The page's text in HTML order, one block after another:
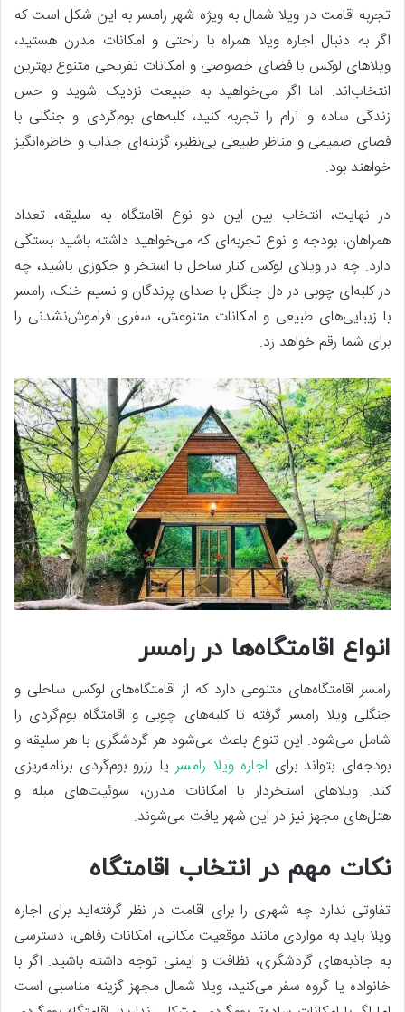
تجربه اقامت در ویلا شمال به ویژه شهر رامسر به این شکل است که
اگر به دنبال اجاره ویلا همراه با راحتی و امکانات مدرن هستید،
ویلاهای لوکس با فضای خصوصی و امکانات تفریحی متنوع بهترین
انتخاب‌اند. اما اگر می‌خواهید به طبیعت نزدیک شوید و حس
زندگی ساده و آرام را تجربه کنید، کلبه‌های بوم‌گردی و جنگلی با
فضای صمیمی و مناظر طبیعی بی‌نظیر، گزینه‌ای جذاب و خاطره‌انگیز
خواهند بود.
در نهایت، انتخاب بین این دو نوع اقامتگاه به سلیقه، تعداد
همراهان، بودجه و نوع تجربه‌ای که می‌خواهید داشته باشید بستگی
دارد. چه در ویلای لوکس کنار ساحل با استخر و جکوزی باشید، چه
در کلبه‌ای چوبی در دل جنگل با صدای پرندگان و نسیم خنک، رامسر
با زیبایی‌های طبیعی و امکانات متنوعش، سفری فراموش‌نشدنی را
برای شما رقم خواهد زد.
انواع اقامتگاه‌ها در رامسر
رامسر اقامتگاه‌های متنوعی دارد که از اقامتگاه‌های لوکس ساحلی و
جنگلی ویلا رامسر گرفته تا کلبه‌های چوبی و اقامتگاه‌ بوم‌گردی را
شامل می‌شود. این تنوع باعث می‌شود هر گردشگری با هر سلیقه و
بودجه‌ای بتواند برای اجاره ویلا رامسریا رزرو بوم‌گردی برنامه‌ریزی
کند. ویلاهای استخردار با امکانات مدرن، سوئیت‌های مبله و
هتل‌های مجهز نیز در این شهر یافت می‌شوند.
نکات مهم در انتخاب اقامتگاه
تفاوتی ندارد چه شهری را برای اقامت در نظر گرفته‌اید برای اجاره
ویلا باید به مواردی مانند موقعیت مکانی، امکانات رفاهی، دسترسی
به جاذبه‌های گردشگری، نظافت و ایمنی توجه داشته باشید. اگر با
خانواده یا گروه سفر می‌کنید، ویلا شمال مجهز گزینه مناسبی‌ است